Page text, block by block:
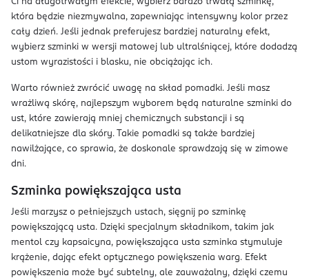
która będzie niezmywalna, zapewniając intensywny kolor przez
cały dzień. Jeśli jednak preferujesz bardziej naturalny efekt,
wybierz szminki w wersji matowej lub ultralśniącej, które dodadzą
ustom wyrazistości i blasku, nie obciążając ich.
Warto również zwrócić uwagę na skład pomadki. Jeśli masz
wrażliwą skórę, najlepszym wyborem będą naturalne szminki do
ust, które zawierają mniej chemicznych substancji i są
delikatniejsze dla skóry. Takie pomadki są także bardziej
nawilżające, co sprawia, że doskonale sprawdzają się w zimowe
dni.
Szminka powiększająca usta
Jeśli marzysz o pełniejszych ustach, sięgnij po szminkę
powiększającą usta. Dzięki specjalnym składnikom, takim jak
mentol czy kapsaicyna, powiększająca usta szminka stymuluje
krążenie, dając efekt optycznego powiększenia warg. Efekt
powiększenia może być subtelny, ale zauważalny, dzięki czemu